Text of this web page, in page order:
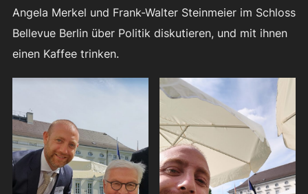
Angela Merkel und Frank-Walter Steinmeier im Schloss
Bellevue Berlin über Politik diskutieren, und mit ihnen
einen Kaffee trinken.